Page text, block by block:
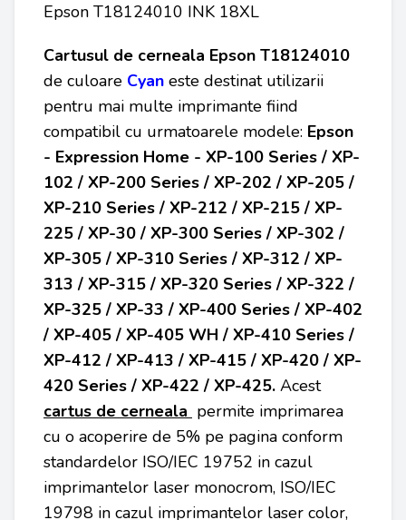
Epson T18124010 INK 18XL
Cartusul de cerneala Epson T18124010
de culoare Cyan este destinat utilizarii
pentru mai multe imprimante fiind
compatibil cu urmatoarele modele: Epson
- Expression Home - XP-100 Series / XP-
102 / XP-200 Series / XP-202 / XP-205 /
XP-210 Series / XP-212 / XP-215 / XP-
225 / XP-30 / XP-300 Series / XP-302 /
XP-305 / XP-310 Series / XP-312 / XP-
313 / XP-315 / XP-320 Series / XP-322 /
XP-325 / XP-33 / XP-400 Series / XP-402
/ XP-405 / XP-405 WH / XP-410 Series /
XP-412 / XP-413 / XP-415 / XP-420 / XP-
420 Series / XP-422 / XP-425. Acest
cartus de cerneala permite imprimarea
cu o acoperire de 5% pe pagina conform
standardelor ISO/IEC 19752 in cazul
imprimantelor laser monocrom, ISO/IEC
19798 in cazul imprimantelor laser color,